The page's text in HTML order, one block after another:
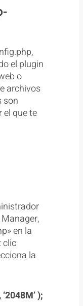
el plugin
o
archivos
son
el que te
en la
clic
la
);